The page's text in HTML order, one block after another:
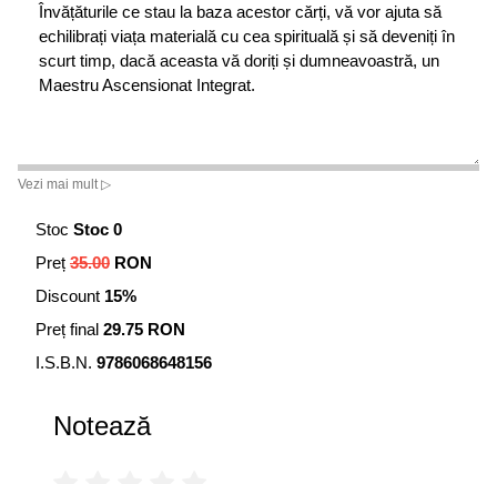
Învățăturile ce stau la baza acestor cărți, vă vor ajuta să
echilibrați viața materială cu cea spirituală și să deveniți în
scurt timp, dacă aceasta vă doriți și dumneavoastră, un
Maestru Ascensionat Integrat.
Vezi mai mult ▷
Stoc Stoc 0
Preț 35.00 RON
Discount 15%
Preț final 29.75 RON
I.S.B.N. 9786068648156
Notează